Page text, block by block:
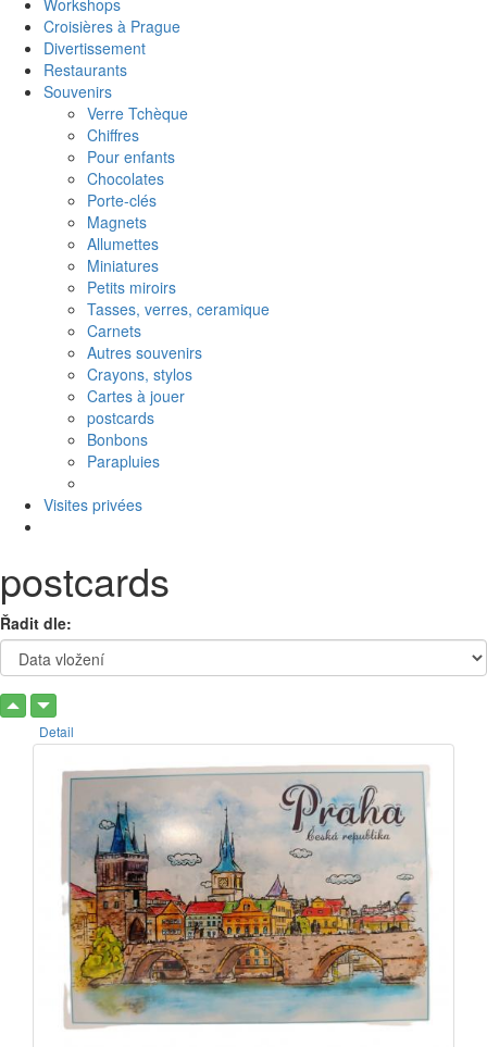
Workshops
Croisières à Prague
Divertissement
Restaurants
Souvenirs
Verre Tchèque
Chiffres
Pour enfants
Chocolates
Porte-clés
Magnets
Allumettes
Miniatures
Petits miroirs
Tasses, verres, ceramique
Carnets
Autres souvenirs
Crayons, stylos
Cartes à jouer
postcards
Bonbons
Parapluies
Visites privées
postcards
Řadit dle:
Detail